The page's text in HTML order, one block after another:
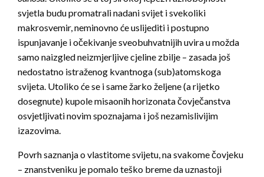
svjetla budu promatrali nadani svijet i svekoliki
makrosvemir, neminovno će uslijediti i postupno
ispunjavanje i očekivanje sveobuhvatnijih uvira u možda
samo naizgled neizmjerljive cjeline zbilje – zasada još
nedostatno istraženog kvantnoga (sub)atomskoga
svijeta. Utoliko će se i same žarko željene (a rijetko
dosegnute) kupole misaonih horizonata čovječanstva
osvjetljivati novim spoznajama i još nezamislivijim
izazovima.
Povrh saznanja o vlastitome svijetu, na svakome čovjeku
– znanstveniku je pomalo teško breme da uznastoji